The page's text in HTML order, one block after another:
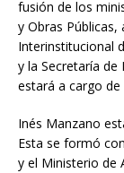
fusión de los
y Obras Públicas,
Interinstitucional
y la Secretaría de
estará a cargo
Inés Manzano
Esta se formó
y el Ministerio de